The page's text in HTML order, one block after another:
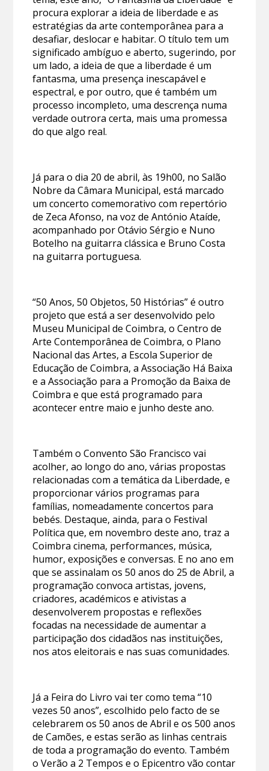
procura explorar a ideia de liberdade e as
estratégias da arte contemporânea para a
desafiar, deslocar e habitar. O título tem um
significado ambíguo e aberto, sugerindo, por
um lado, a ideia de que a liberdade é um
fantasma, uma presença inescapável e
espectral, e por outro, que é também um
processo incompleto, uma descrença numa
verdade outrora certa, mais uma promessa
do que algo real.
Já para o dia 20 de abril, às 19h00, no Salão
Nobre da Câmara Municipal, está marcado
um concerto comemorativo com repertório
de Zeca Afonso, na voz de António Ataíde,
acompanhado por Otávio Sérgio e Nuno
Botelho na guitarra clássica e Bruno Costa
na guitarra portuguesa.
“50 Anos, 50 Objetos, 50 Histórias” é outro
projeto que está a ser desenvolvido pelo
Museu Municipal de Coimbra, o Centro de
Arte Contemporânea de Coimbra, o Plano
Nacional das Artes, a Escola Superior de
Educação de Coimbra, a Associação Há Baixa
e a Associação para a Promoção da Baixa de
Coimbra e que está programado para
acontecer entre maio e junho deste ano.
Também o Convento São Francisco vai
acolher, ao longo do ano, várias propostas
relacionadas com a temática da Liberdade, e
proporcionar vários programas para
famílias, nomeadamente concertos para
bebés. Destaque, ainda, para o Festival
Política que, em novembro deste ano, traz a
Coimbra cinema, performances, música,
humor, exposições e conversas. E no ano em
que se assinalam os 50 anos do 25 de Abril, a
programação convoca artistas, jovens,
criadores, académicos e ativistas a
desenvolverem propostas e reflexões
focadas na necessidade de aumentar a
participação dos cidadãos nas instituições,
nos atos eleitorais e nas suas comunidades.
Já a Feira do Livro vai ter como tema “10
vezes 50 anos”, escolhido pelo facto de se
celebrarem os 50 anos de Abril e os 500 anos
de Camões, e estas serão as linhas centrais
de toda a programação do evento. Também
o Verão a 2 Tempos e o Epicentro vão contar